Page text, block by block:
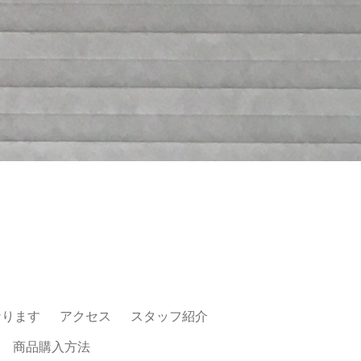
ます アクセス スタッフ紹介
商品購入方法